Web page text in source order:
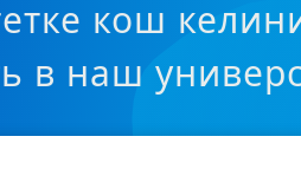
кош
в наш